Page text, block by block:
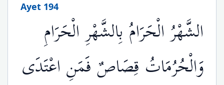
Ayet 194
الشَّهْرُ الْحَرَامُ بِالشَّهْرِ الْحَرَامِ
وَالْحُرُمَاتُ قِصَاصٌ فَمَنِ اعْتَدَى